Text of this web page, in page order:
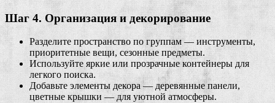
Шаг 4. Организация и декорирование
Разделите пространство по группам — инструменты,
приоритетные вещи, сезонные предметы.
Используйте яркие или прозрачные контейнеры для
легкого поиска.
Добавьте элементы декора — деревянные панели,
цветные крышки — для уютной атмосферы.